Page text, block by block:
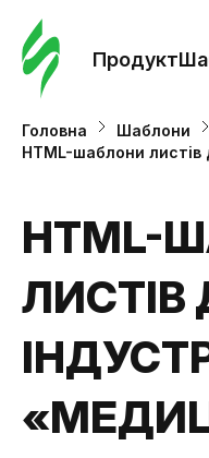
Продукт
Головна
Шаблони
HTML-шаблони листів
HTML-
ЛИСТІВ